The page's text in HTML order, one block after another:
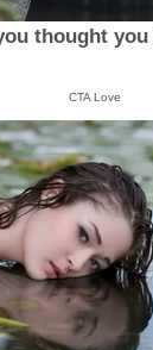
thought
CTA Love